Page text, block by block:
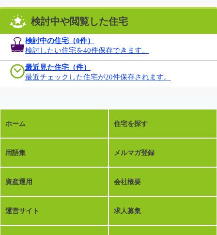
検討中や閲覧した住宅
検討中の住宅（0件）
検討したい住宅を40件保存できます。
最近見た住宅（件）
最近チェックした住宅が20件保存されます。
ホーム 住宅を探す
用語集 メルマガ登録
資産運用 会社概要
運営サイト 求人募集